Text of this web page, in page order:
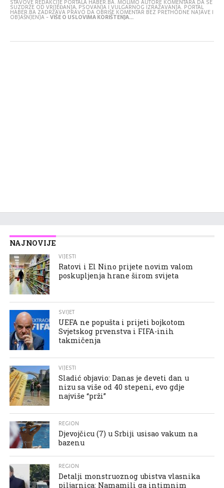
STAVOVE REDAKCIJE PORTALA HABER.BA. MOLIMO AUTORE KOMENTARA DA SE
SUZDRŽE OD VRIJEĐANJA, PSOVANJA I VULGARNOG IZRAŽAVANJA. PORTAL
HABER.BA ZADRŽAVA PRAVO DA OBRIŠE KOMENTAR BEZ PRETHODNE NAJAVE I
OBJAŠNJENJA -VIŠE O USLOVIMA KORIŠTENJA...
NAJNOVIJE
VIJESTI
Ratovi i El Nino prijete novim valom
poskupljenja hrane širom svijeta
SVIJET
UEFA ne popušta i prijeti bojkotom
Svjetskog prvenstva i FIFA-inih
takmičenja
VIJESTI
Sladić objavio: Danas je deveti dan u
nizu sa više od 40 stepeni, evo gdje
najviše “prži”
REGION
Djevojčicu (7) u Srbiji usisao vakum na
bazenu
REGION
Detalji monstruoznog ubistva vlasnika
piljarnica: Namamili ga intimnim